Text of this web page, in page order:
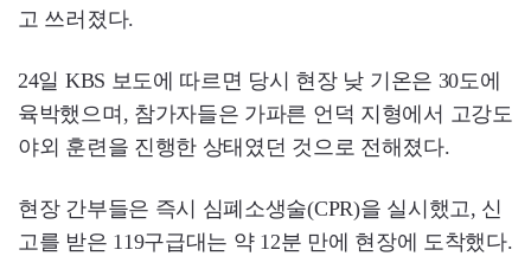
고 쓰러졌다.
24일 KBS 보도에 따르면 당시 현장 낮 기온은 30도에
육박했으며, 참가자들은 가파른 언덕 지형에서 고강도
야외 훈련을 진행한 상태였던 것으로 전해졌다.
현장 간부들은 즉시 심폐소생술(CPR)을 실시했고, 신
고를 받은 119구급대는 약 12분 만에 현장에 도착했다.